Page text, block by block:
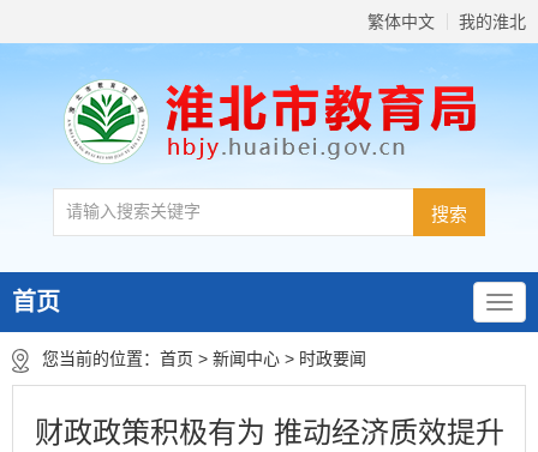
繁体中文 我的淮北
首页
您当前的位置： 首页 > 新闻中心 > 时政要闻
财政政策积极有为 推动经济质效提升